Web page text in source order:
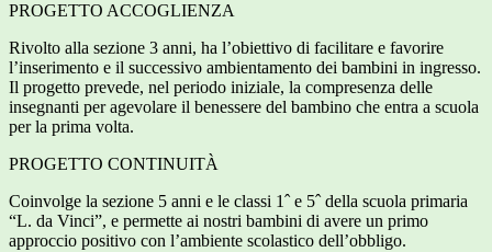
PROGETTO ACCOGLIENZA
Rivolto alla sezione 3 anni, ha l’obiettivo di facilitare e favorire
l’inserimento e il successivo ambientamento dei bambini in ingresso.
Il progetto prevede, nel periodo iniziale, la compresenza delle
insegnanti per agevolare il benessere del bambino che entra a scuola
per la prima volta.
PROGETTO CONTINUITÀ
Coinvolge la sezione 5 anni e le classi 1ˆ e 5ˆ della scuola primaria
“L. da Vinci”, e permette ai nostri bambini di avere un primo
approccio positivo con l’ambiente scolastico dell’obbligo.